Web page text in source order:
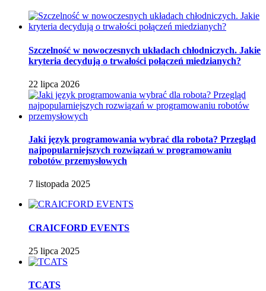
Szczelność w nowoczesnych układach chłodniczych. Jakie
kryteria decydują o trwałości połączeń miedzianych?
22 lipca 2026
Jaki język programowania wybrać dla robota? Przegląd
najpopularniejszych rozwiązań w programowaniu
robotów przemysłowych
7 listopada 2025
CRAICFORD EVENTS
25 lipca 2025
TCATS